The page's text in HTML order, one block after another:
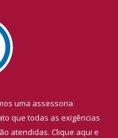
uma assessoria
que todas as exigências
atendidas. Clique aqui e